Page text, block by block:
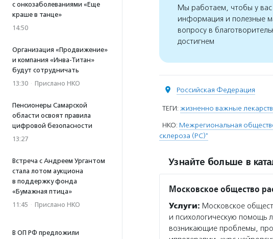
с онкозаболеваниями «Еще
краше в танце»
14:50
Организация «Продвижение»
и компания «Инва-Титан»
будут сотрудничать
13:30 · Прислано НКО
Пенсионеры Самарской
области освоят правила
цифровой безопасности
13:27
Встреча с Андреем Ургантом
стала лотом аукциона
в поддержку фонда
«Бумажная птица»
11:45 · Прислано НКО
В ОП РФ предложили
Мы работаем, чтобы у вас
информация и полезные
вопросу в
достигнем
Российская Федерация
ТЕГИ: жизненно важные
НКО: Межрегиональная
склероза (РС)"
Узнайте больше в
Московское общество
Услуги: Московское
и психологическую помощь
возникающие проблемы,